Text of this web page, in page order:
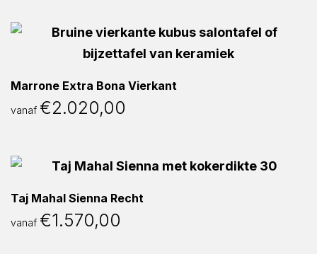
Marrone Extra Bona Vierkant
vanaf €2.020,00
Taj Mahal Sienna Recht
vanaf €1.570,00